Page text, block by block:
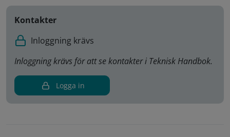
Kontakter
Inloggning krävs
Inloggning krävs för att se kontakter i Teknisk Handbok.
Logga in